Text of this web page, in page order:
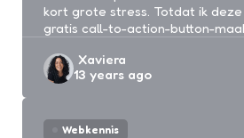
kort grote stress. Totdat ik deze
gratis call-to-action-button-
Posted
by
Xaviera
13 years ago
Webkennis